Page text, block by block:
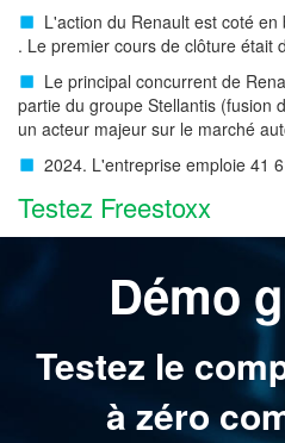
L'action du Renault est coté
. Le premier cours de clôture était
Le principal concurrent de
partie du groupe Stellantis (fusion
un acteur majeur sur le marché
2024. L'entreprise emploie 41
Testez Freestoxx
Démo
Testez le
à zéro